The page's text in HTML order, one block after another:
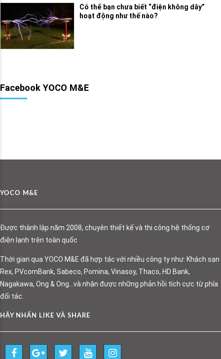
Có thể bạn chưa biết “điện không dây”
hoạt động như thế nào?
Facebook YOCO M&E
YOCO M&E
Được thành lập năm 2008, chuyên thiết kế và thi công hệ thống cơ
điện lạnh trên toàn quốc
Thời gian qua YOCO M&E đã hợp tác với nhiều công ty như: Khách sạn
Rex, PVcomBank, Sabeco, Pomina, Vinasoy, Thaco, HD Bank,
Nagakawa, Ong & Ong…và nhận được những phản hồi tích cực từ phía
đối tác.
HÃY NHẤN LIKE VÀ SHARE